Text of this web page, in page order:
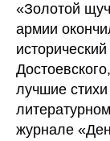
«Золотой
армии
лучшие
журнале